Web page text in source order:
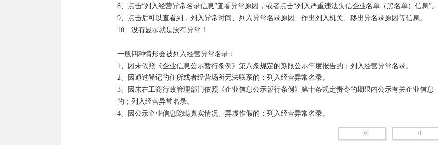
照是企业的主动行为。
2、两者的性质不同。吊销是因企业违法行为而导致的一种行政处罚；注销则是企业终止的一种正常法律
行为。
法律责任；注销是按照法律规定的程序结束公司主体资格，是一种受法律保护的后果，即使原股东有人冒
用公司名义继续开展活动也与原公司其它股东无关。
营业执照被吊销、未注销的，法人代表将会有以下影响：
1、不能贷款；
2、不能办移民；
8、点击“列入经营异常名录信息”查看异常原因，或者点击“列入严重违法失信企业名单（黑名单）信息”。
9、点击后可以查看到，列入异常时间、列入异常名录原因、作出列入机关、移出异名录原因等信息。
10、没有显示就是没有异常！
一般四种情形会被列入经营异常名录：
1、因未依照《企业信息公示暂行条例》第八条规定的期限公示年度报告的；列入经营异常名录。
2、因通过登记的住所或者经营场所无法联系的；列入经营异常名录。
3、因未在工商行政管理部门依照《企业信息公示暂行条例》第十条规定责令的期限内公示有关企业信息
的；列入经营异常名录。
4、因公示企业信息隐瞒真实情况、弄虚作假的；列入经营异常名录。
0 0